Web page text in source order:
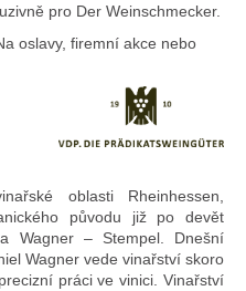
pro Der Weinschmecker.
oslavy, firemní akce nebo
oblasti Rheinhessen,
původu již po devět
Wagner – Stempel. Dnešní
Wagner vede vinařství skoro
práci ve vinici. Vinařství